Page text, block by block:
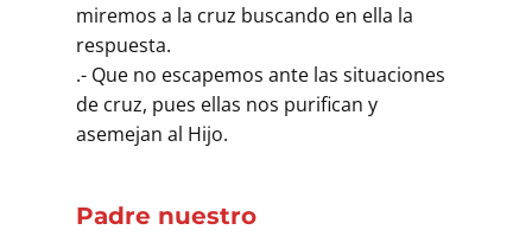
miremos a la cruz buscando en ella la
respuesta.
.- Que no escapemos ante las situaciones
de cruz, pues ellas nos purifican y
asemejan al Hijo.
Padre nuestro